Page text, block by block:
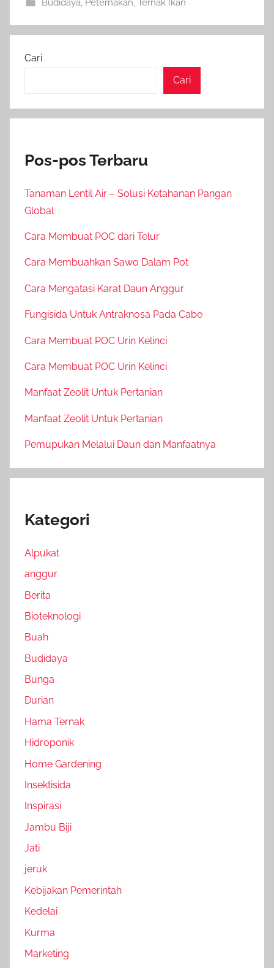
Budidaya, Peternakan, Ternak Ikan
Cari
Cari
Pos-pos Terbaru
Tanaman Lentil Air – Solusi Ketahanan Pangan
Global
Cara Membuat POC dari Telur
Cara Membuahkan Sawo Dalam Pot
Cara Mengatasi Karat Daun Anggur
Fungisida Untuk Antraknosa Pada Cabe
Cara Membuat POC Urin Kelinci
Cara Membuat POC Urin Kelinci
Manfaat Zeolit Untuk Pertanian
Manfaat Zeolit Untuk Pertanian
Pemupukan Melalui Daun dan Manfaatnya
Kategori
Alpukat
anggur
Berita
Bioteknologi
Buah
Budidaya
Bunga
Durian
Hama Ternak
Hidroponik
Home Gardening
Insektisida
Inspirasi
Jambu Biji
Jati
jeruk
Kebijakan Pemerintah
Kedelai
Kurma
Marketing